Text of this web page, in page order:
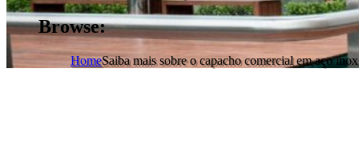
Browse:
HomeSaiba mais sobre o capacho comercial em aço inox